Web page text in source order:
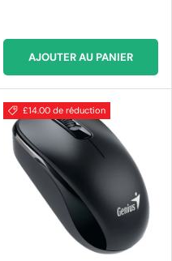
AJOUTER AU PANIER
£14.00 de réduction